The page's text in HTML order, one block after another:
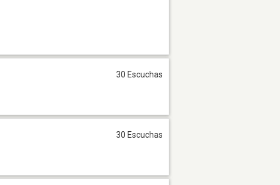
30 Escuchas
30 Escuchas